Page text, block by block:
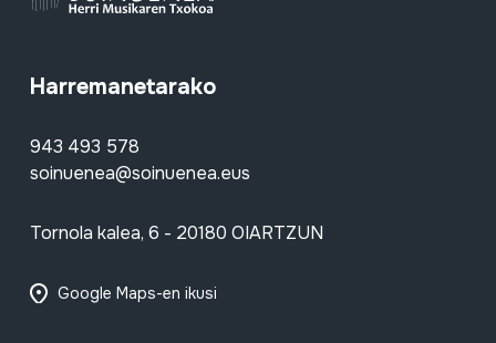
Harremanetarako
943 493 578
soinuenea@soinuenea.eus
Tornola kalea, 6 - 20180 OIARTZUN
Google Maps-en ikusi